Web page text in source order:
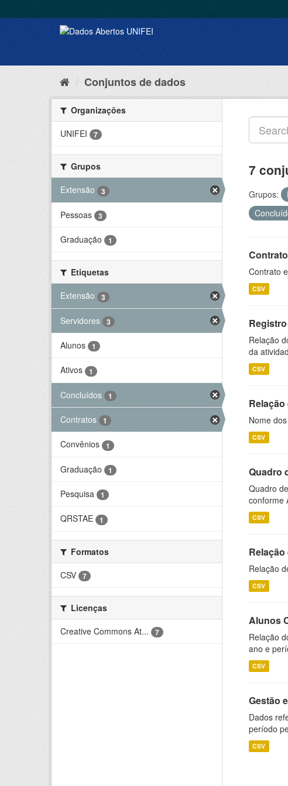
Conjuntos de dados
Organizações
UNIFEI
7
Grupos
Extensão
3
Pessoas 3
Graduação 1
Etiquetas
Extensão
3
Servidores 3
Alunos 1
Ativos 1
Concluídos 1
Contratos 1
Convênios 1
Graduação 1
Pesquisa 1
QRSTAE 1
Formatos
CSV
7
Licenças
Creative Commons At...
7
7
Grupos:
Contrato
CSV
Relação
da
CSV
Nome
CSV
Quadro
Quadro
conforme
CSV
Relação
CSV
Alunos
Relação
ano e
CSV
Gestão
Dados
período
CSV